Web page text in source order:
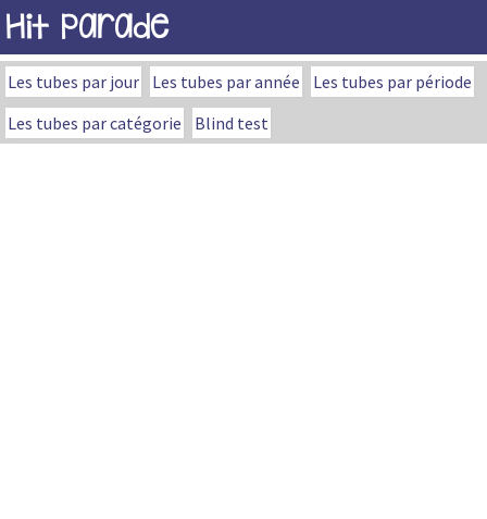
Hit Parade
Les tubes par jour Les tubes par année
Les tubes par période
Les tubes par catégorie
Blind test